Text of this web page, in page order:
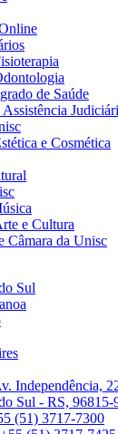
de Saúde
e Cosmética
e Cultura
Câmara da Unisc
Sul
Independência,
Sul - RS, 96815-
(51) 3717-7300